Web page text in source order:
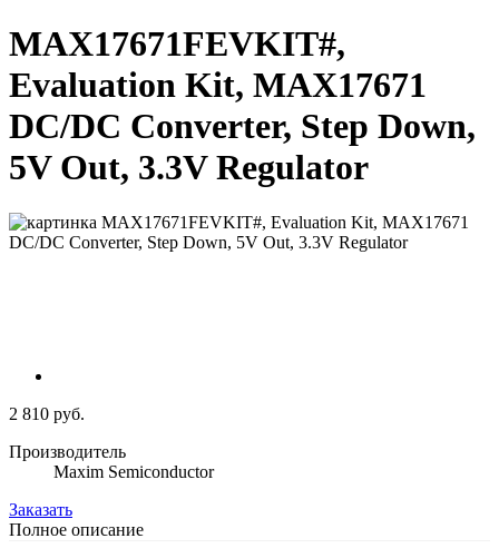
MAX17671FEVKIT#,
Evaluation Kit, MAX17671
DC/DC Converter, Step Down,
5V Out, 3.3V Regulator
2 810 руб.
Производитель
Maxim Semiconductor
Заказать
Полное описание